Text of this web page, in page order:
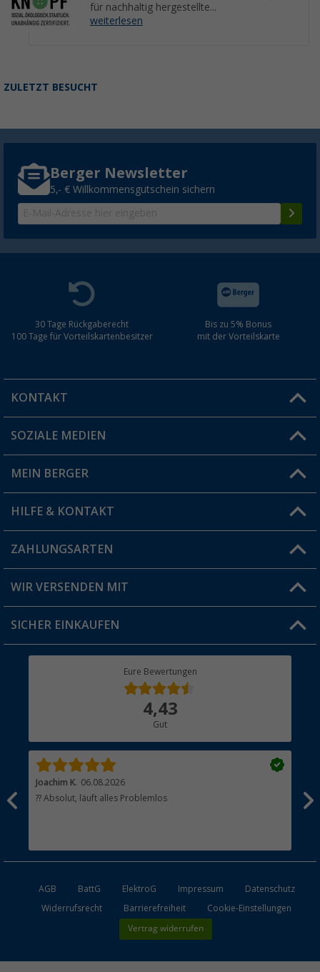
für nachhaltig hergestellte...
weiterlesen
ZULETZT BESUCHT
Berger Newsletter
5,- € Willkommensgutschein sichern
30 Tage Rückgaberecht
100 Tage für Vorteilskartenbesitzer
Bis zu 5% Bonus
mit der Vorteilskarte
KONTAKT
Du hast eine Frage?
Filiale finden
SOZIALE MEDIEN
MEIN BERGER
Vorteilskarte
Blog
Jobs & Karriere
HILFE & KONTAKT
FAQ & Kontakt
Versandinformationen
Rücksendung
ZAHLUNGSARTEN
WIR VERSENDEN MIT
SICHER EINKAUFEN
Eure Bewertungen
4,43
Gut
Joachim K. 06.08.2026
?? Absolut, läuft alles Problemlos
AGB BattG ElektroG Impressum
Datenschutz
Widerrufsrecht
Barrierefreiheit Cookie-Einstellungen
Vertrag widerrufen